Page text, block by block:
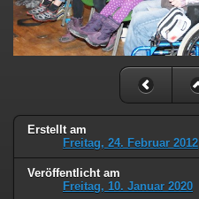
Erstellt am
Freitag, 24. Februar 2012
Veröffentlicht am
Freitag, 10. Januar 2020